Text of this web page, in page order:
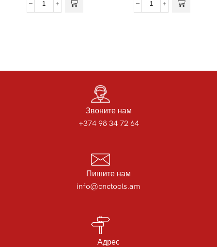
Звоните нам
+374 98 34 72 64
Пишите нам
info@cnctools.am
Адрес